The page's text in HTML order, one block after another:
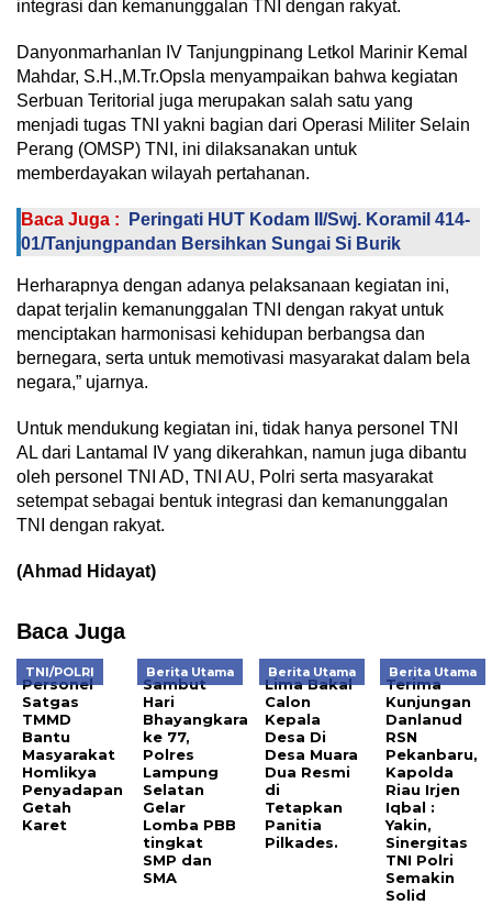
integrasi dan kemanunggalan TNI dengan rakyat.
Danyonmarhanlan IV Tanjungpinang Letkol Marinir Kemal
Mahdar, S.H.,M.Tr.Opsla menyampaikan bahwa kegiatan
Serbuan Teritorial juga merupakan salah satu yang
menjadi tugas TNI yakni bagian dari Operasi Militer Selain
Perang (OMSP) TNI, ini dilaksanakan untuk
memberdayakan wilayah pertahanan.
Baca Juga :
Peringati HUT Kodam II/Swj. Koramil 414-
01/Tanjungpandan Bersihkan Sungai Si Burik
Herharapnya dengan adanya pelaksanaan kegiatan ini,
dapat terjalin kemanunggalan TNI dengan rakyat untuk
menciptakan harmonisasi kehidupan berbangsa dan
bernegara, serta untuk memotivasi masyarakat dalam bela
negara,” ujarnya.
Untuk mendukung kegiatan ini, tidak hanya personel TNI
AL dari Lantamal IV yang dikerahkan, namun juga dibantu
oleh personel TNI AD, TNI AU, Polri serta masyarakat
setempat sebagai bentuk integrasi dan kemanunggalan
TNI dengan rakyat.
(Ahmad Hidayat)
Baca Juga
TNI/POLRI
Personel
Satgas
TMMD
Bantu
Masyarakat
Homlikya
Penyadapan
Getah
Karet
Berita Utama
Sambut
Hari
Bhayangkara
ke 77,
Polres
Lampung
Selatan
Gelar
Lomba PBB
tingkat
SMP dan
SMA
Berita Utama
Lima Bakal
Calon
Kepala
Desa Di
Desa Muara
Dua Resmi
di
Tetapkan
Panitia
Pilkades.
Berita Utama
Terima
Kunjungan
Danlanud
RSN
Pekanbaru,
Kapolda
Riau Irjen
Iqbal :
Yakin,
Sinergitas
TNI Polri
Semakin
Solid